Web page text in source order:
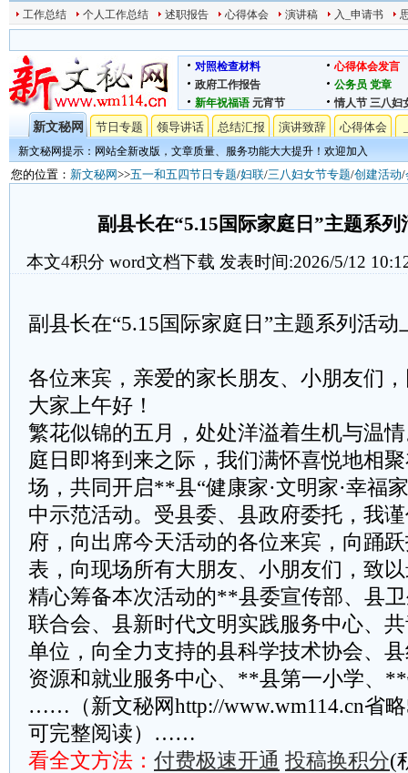
工作总结 个人工作总结 述职报告 心得体会 演讲稿 入_申请书
对照检查材料
心得体会发言
政府工作报告
公务员 党章
新年祝福语 元宵节 情人节 三八妇
新文秘网 节日专题 领导讲话 总结汇报 演讲致辞 心得体会
新文秘网提示：网站全新改版，文章质量、服务功能大大提升！欢迎加入
您的位置： 新文秘网>>五一和五四节日专题/妇联/三八妇女节专题/创建活动/
副县长在“5.15国际家庭日”主题系列
本文4积分 word文档下载 发表时间:2026/5/12
副县长在“5.15国际家庭日”主题系列活动
各位来宾，亲爱的家长朋友、小朋友们
大家上午好！
繁花似锦的五月，处处洋溢着生机与温情
庭日即将到来之际，我们满怀喜悦地相
场，共同开启**县“健康家·文明家·幸福
中示范活动。受县委、县政府委托，我
府，向出席今天活动的各位来宾，向踊
表，向现场所有大朋友、小朋友们，致
精心筹备本次活动的**县委宣传部、县
联合会、县新时代文明实践服务中心、
单位，向全力支持的县科学技术协会、
资源和就业服务中心、**县第一小学、
……（新文秘网http://www.wm114.cn省
可完整阅读）……
看全文方法： 付费极速开通 投稿换积分(